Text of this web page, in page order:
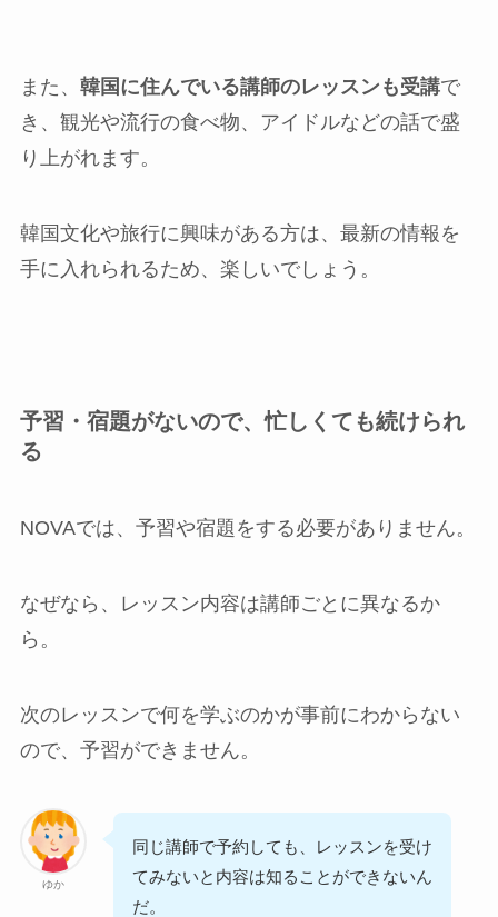
また、 韓国に住んでいる講師のレッスンも受講で
き、観光や流行の食べ物、アイドルなどの話で盛
り上がれます。
韓国文化や旅行に興味がある方は、最新の情報を
手に入れられるため、楽しいでしょう。
予習・宿題がないので、忙しくても続けられ
る
NOVAでは、予習や宿題をする必要がありません。
なぜなら、レッスン内容は講師ごとに異なるか
ら。
次のレッスンで何を学ぶのかが事前にわからない
ので、予習ができません。
ゆか
同じ講師で予約しても、レッスンを受け
てみないと内容は知ることができないん
だ。